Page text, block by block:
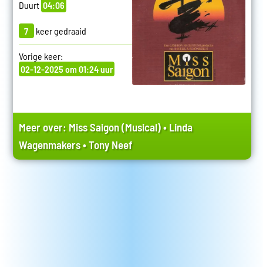
Duurt 04:06
7 keer gedraaid
Vorige keer:
02-12-2025 om 01:24 uur
Meer over: Miss Saigon (Musical)•Linda
Wagenmakers•Tony Neef